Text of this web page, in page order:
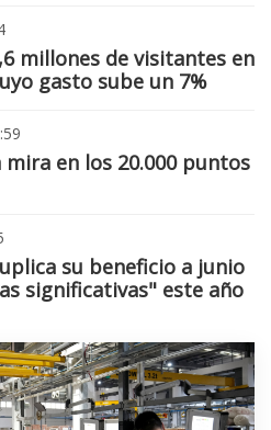
millones de visitantes en
gasto sube un 7%
mira en los 20.000 puntos
su beneficio a junio
significativas" este año